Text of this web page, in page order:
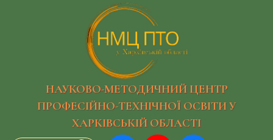
НАУКОВО-МЕТОДИЧНИЙ ЦЕНТР
ПРОФЕСІЙНО-ТЕХНІЧНОЇ ОСВІТИ У
ХАРКІВСЬКІЙ ОБЛАСТІ